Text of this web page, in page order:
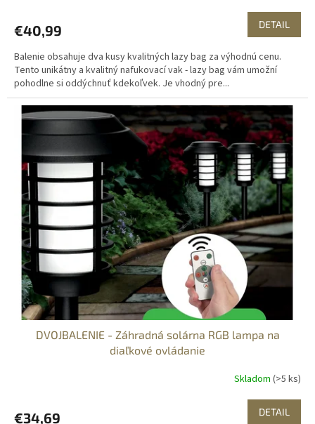
€40,99 DETAIL
Balenie obsahuje dva kusy kvalitných lazy bag za výhodnú cenu.
Tento unikátny a kvalitný nafukovací vak - lazy bag vám umožní
pohodlne si oddýchnuť kdekoľvek. Je vhodný pre...
DVOJBALENIE - Záhradná solárna RGB lampa na
diaľkové ovládanie
Skladom (>5 ks)
€34,69 DETAIL